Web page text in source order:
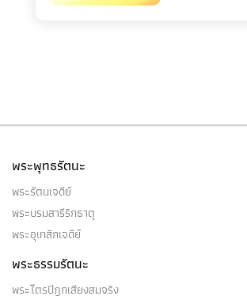
พระพุทธรัตนะ
พระรัตนเจดีย์
พระบรมสารีริกธาตุ
พระอุเทสิกเจดีย์
พระธรรมรัตนะ
พระไตรปิฎกเสียงสมจริง